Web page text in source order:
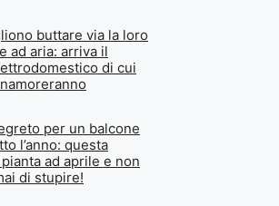
buttare via la loro
ad aria: arriva il
di cui
per un balcone
l’anno: questa
ad aprile e non
di stupire!